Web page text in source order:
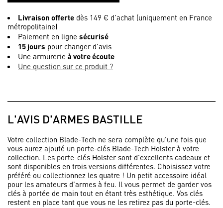
Livraison offerte dès 149 € d’achat (uniquement en France
métropolitaine)
Paiement en ligne sécurisé
15 jours pour changer d’avis
Une armurerie à votre écoute
Une question sur ce produit ?
L'AVIS D'ARMES BASTILLE
Votre collection Blade-Tech ne sera complète qu'une fois que
vous aurez ajouté un porte-clés Blade-Tech Holster à votre
collection. Les porte-clés Holster sont d'excellents cadeaux et
sont disponibles en trois versions différentes. Choisissez votre
préféré ou collectionnez les quatre ! Un petit accessoire idéal
pour les amateurs d'armes à feu. Il vous permet de garder vos
clés à portée de main tout en étant très esthétique. Vos clés
restent en place tant que vous ne les retirez pas du porte-clés.